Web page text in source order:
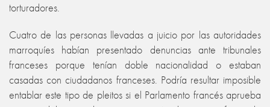
torturadores.
Cuatro de las personas llevadas a juicio por las autoridades
marroquíes habían presentado denuncias ante tribunales
franceses porque tenían doble nacionalidad o estaban
casadas con ciudadanos franceses. Podría resultar imposible
entablar este tipo de pleitos si el Parlamento francés aprueba